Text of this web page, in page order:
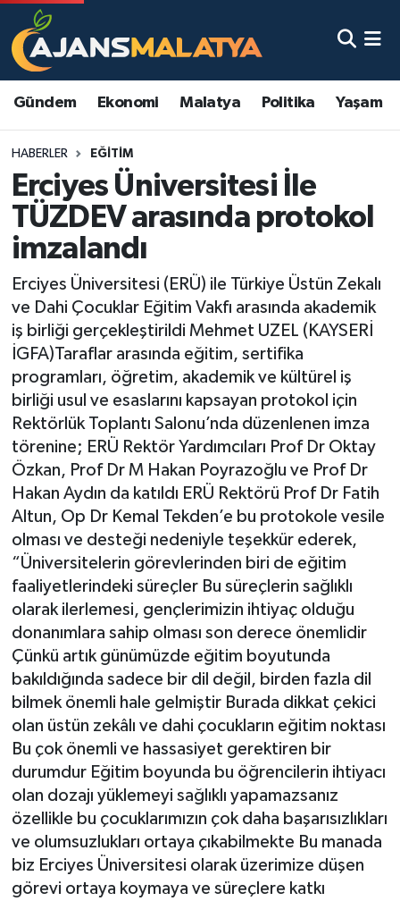
Gündem Ekonomi Malatya Politika Yaşam
HABERLER EĞITIM
Erciyes Üniversitesi İle
TÜZDEV arasında protokol
imzalandı
Erciyes Üniversitesi (ERÜ) ile Türkiye Üstün Zekalı
ve Dahi Çocuklar Eğitim Vakfı arasında akademik
iş birliği gerçekleştirildi Mehmet UZEL (KAYSERİ
İGFA)Taraflar arasında eğitim, sertifika
programları, öğretim, akademik ve kültürel iş
birliği usul ve esaslarını kapsayan protokol için
Rektörlük Toplantı Salonu’nda düzenlenen imza
törenine; ERÜ Rektör Yardımcıları Prof Dr Oktay
Özkan, Prof Dr M Hakan Poyrazoğlu ve Prof Dr
Hakan Aydın da katıldı ERÜ Rektörü Prof Dr Fatih
Altun, Op Dr Kemal Tekden’e bu protokole vesile
olması ve desteği nedeniyle teşekkür ederek,
“Üniversitelerin görevlerinden biri de eğitim
faaliyetlerindeki süreçler Bu süreçlerin sağlıklı
olarak ilerlemesi, gençlerimizin ihtiyaç olduğu
donanımlara sahip olması son derece önemlidir
Çünkü artık günümüzde eğitim boyutunda
bakıldığında sadece bir dil değil, birden fazla dil
bilmek önemli hale gelmiştir Burada dikkat çekici
olan üstün zekâlı ve dahi çocukların eğitim noktası
Bu çok önemli ve hassasiyet gerektiren bir
durumdur Eğitim boyunda bu öğrencilerin ihtiyacı
olan dozajı yüklemeyi sağlıklı yapamazsanız
özellikle bu çocuklarımızın çok daha başarısızlıkları
ve olumsuzlukları ortaya çıkabilmekte Bu manada
biz Erciyes Üniversitesi olarak üzerimize düşen
görevi ortaya koymaya ve süreçlere katkı
Asayiş
Eğitim
Ekonomi
Gündem
Kültür & Sanat
Magazin
Politika
Sağlık
Spor
Teknoloji
Yaşam
Malatya Nöbetçi Eczaneler
Malatya Namaz Vakitleri
Malatya Trafik Yoğunluk Haritası
TFF 3.Lig 2.Grup Puan Durumu ve Fikstür
Son Dakika Haberleri
Haber Arşivi